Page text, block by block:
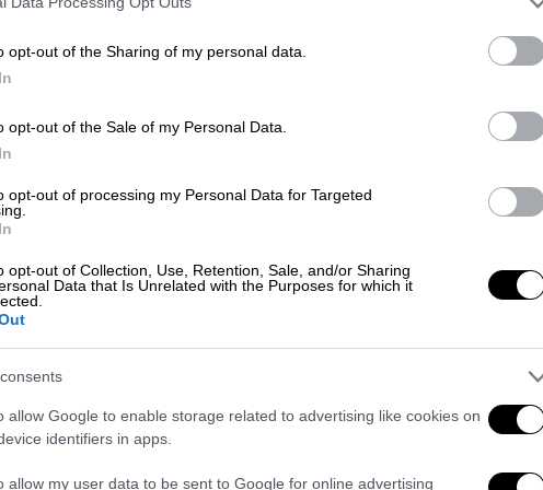
opt-out of the Sharing of my personal data.
opt-out of the Sale of my Personal Data.
opt-out of processing my Personal Data for Targeted
opt-out of Collection, Use, Retention, Sale, and/or Sharing
Data that Is Unrelated with the Purposes for which it
allow Google to enable storage related to advertising like cookies on
identifiers in apps.
allow my user data to be sent to Google for online advertising
από τον Κασσελάκη- Θετική αναφορά
Πολιτική|27.11.2023 06:44
ώρα που η νέα ΚΟ συγκροτείται,
Ωστόσο, οι πληγές που άνοιξαν οι
διασπάσεις και αλλεπάλληλες
ανοιχτές